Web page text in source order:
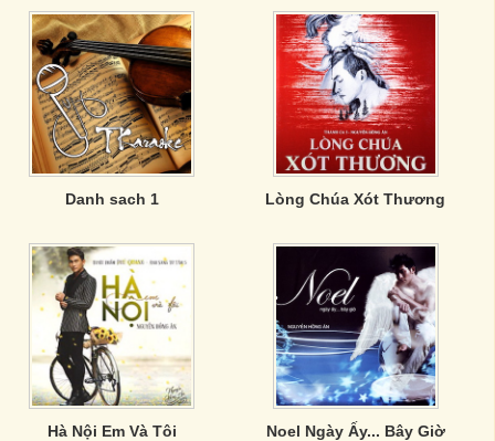
Danh sach 1 Lòng Chúa Xót Thương
Hà Nội Em Và Tôi Noel Ngày Ấy... Bây Giờ